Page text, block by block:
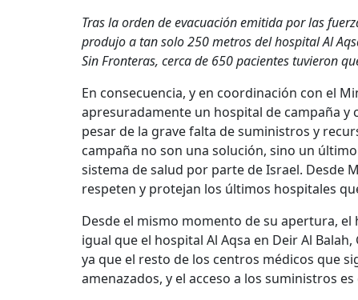
Tras la orden de evacuación emitida por las
produjo a tan solo 250 metros del hospital Al
Sin Fronteras, cerca de 650 pacientes tuvieron
En consecuencia, y en coordinación con el
apresuradamente un hospital de campaña
pesar de la grave falta de suministros y
campaña no son una solución, sino un
sistema de salud por parte de Israel. Desde
respeten y protejan los últimos hospitales
Desde el mismo momento de su apertura,
igual que el hospital Al Aqsa en Deir Al
ya que el resto de los centros médicos que
amenazados, y el acceso a los suministros